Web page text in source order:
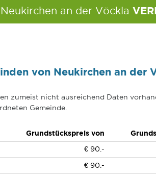
an der Vöckla
von Neukirchen an der
zumeist nicht ausreichend Daten
Gemeinde.
Grundstückspreis von
€ 90.-
€ 90.-